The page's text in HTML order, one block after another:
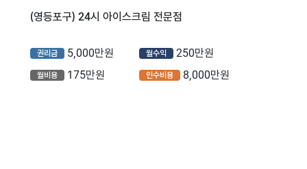
(영등포구) 24시 아이스크림 전문점
권리금 5,000만원 월수익 250만원
월비용 175만원 인수비용 8,000만원